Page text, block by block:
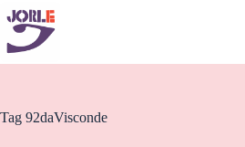
Pular
para
conteúdo
Tag 92daVisconde